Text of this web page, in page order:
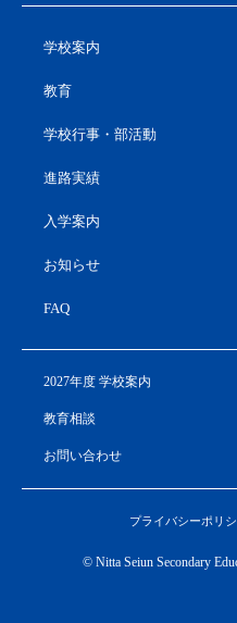
学校案内
教育
学校行事・部活動
進路実績
入学案内
お知らせ
FAQ
2027年度 学校案内
教育相談
お問い合わせ
プライバシーポリ
© Nitta Seiun Secondary